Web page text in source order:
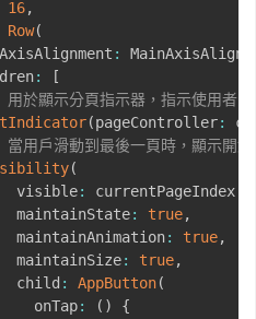
16,
Row(
:
:
[
於顯示分頁指示器，指示使用者當
(pageController:
用戶滑動到最後一頁時，顯示開始
(
visible
: currentPageIndex
maintainState
: true,
maintainAnimation
: true,
maintainSize
: true,
child
: AppButton(
onTap
: ( )
{